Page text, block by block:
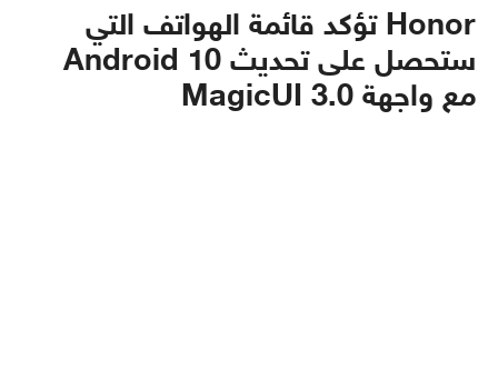
Honor تؤكد قائمة الهواتف التي
ستحصل على تحديث Android 10
مع واجهة MagicUI 3.0